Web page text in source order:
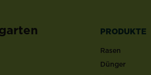
PRODUKTE
Rasen
Dünger